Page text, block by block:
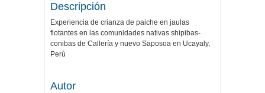
Descripción
Experiencia de crianza de paiche en jaulas
flotantes en las comunidades nativas shipibas-
conibas de Callería y nuevo Saposoa en Ucayaly,
Perú
Autor